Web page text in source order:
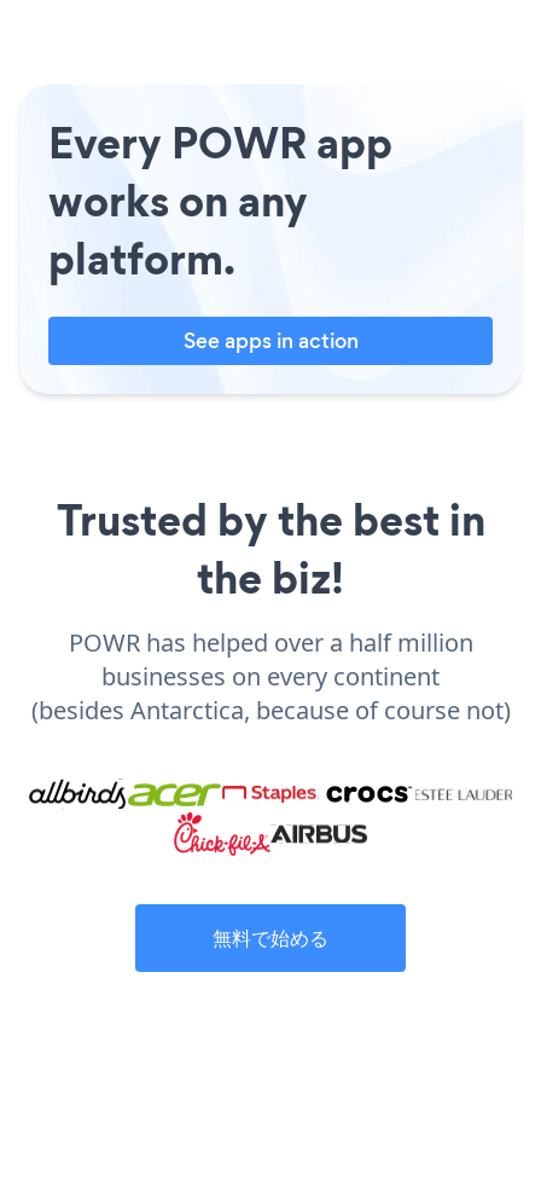
Every POWR app
works on any
platform.
See apps in action
Trusted by the best in
the biz!
POWR has helped over a half million
businesses on every continent
(besides Antarctica, because of course not)
無料で始める